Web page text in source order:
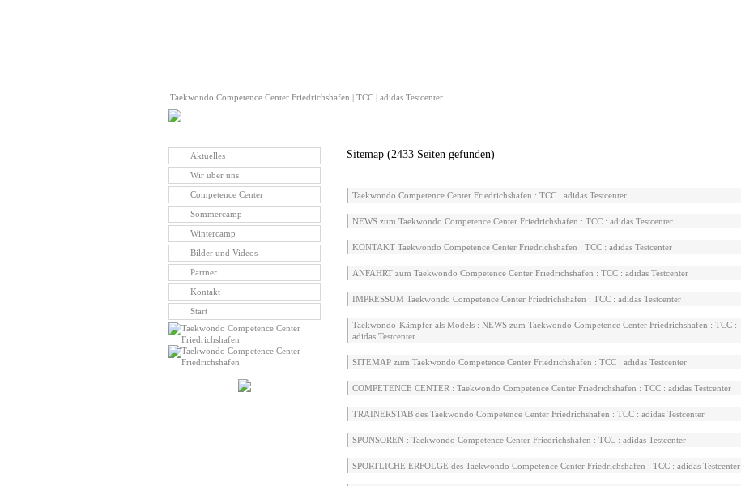
Taekwondo Competence Center Friedrichshafen | TCC | adidas Testcenter
Aktuelles
Wir über uns
Competence Center
Sommercamp
Wintercamp
Bilder und Videos
Partner
Kontakt
Start
Sitemap (2433 Seiten gefunden)
Taekwondo Competence Center Friedrichshafen : TCC : adidas Testcenter
NEWS zum Taekwondo Competence Center Friedrichshafen : TCC : adidas Testcenter
KONTAKT Taekwondo Competence Center Friedrichshafen : TCC : adidas Testcenter
ANFAHRT zum Taekwondo Competence Center Friedrichshafen : TCC : adidas Testcenter
IMPRESSUM Taekwondo Competence Center Friedrichshafen : TCC : adidas Testcenter
Taekwondo-Kämpfer als Models : NEWS zum Taekwondo Competence Center Friedrichshafen : TCC :
adidas Testcenter
SITEMAP zum Taekwondo Competence Center Friedrichshafen : TCC : adidas Testcenter
COMPETENCE CENTER : Taekwondo Competence Center Friedrichshafen : TCC : adidas Testcenter
TRAINERSTAB des Taekwondo Competence Center Friedrichshafen : TCC : adidas Testcenter
SPONSOREN : Taekwondo Competence Center Friedrichshafen : TCC : adidas Testcenter
SPORTLICHE ERFOLGE des Taekwondo Competence Center Friedrichshafen : TCC : adidas Testcenter